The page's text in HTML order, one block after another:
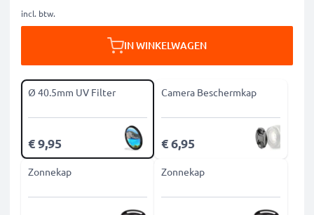
incl. btw.
IN WINKELWAGEN
Ø 40.5mm UV Filter
€ 9,95
Camera Beschermkap
€ 6,95
Zonnekap Zonnekap